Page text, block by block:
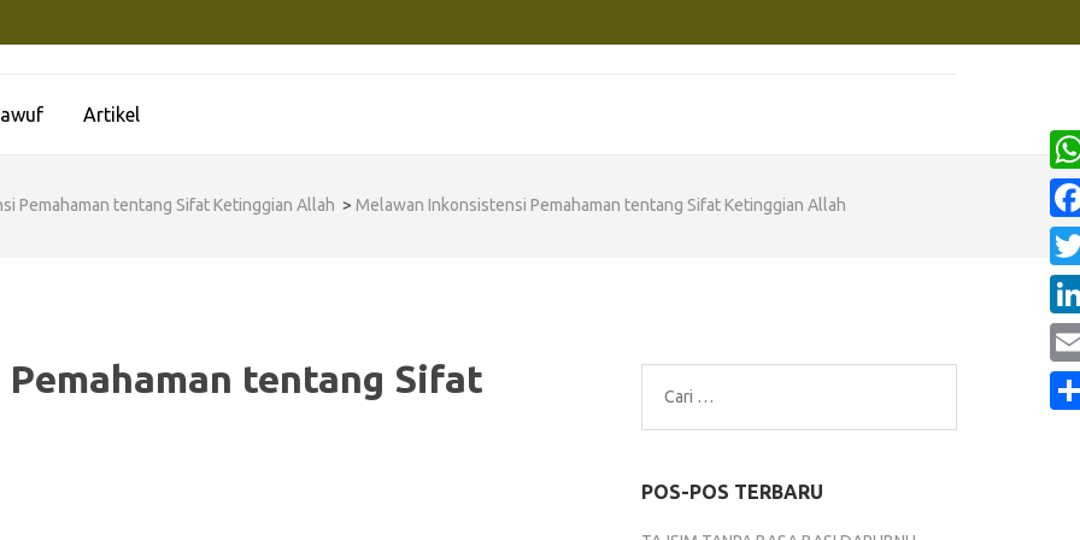
Artikel
Pemahaman tentang Sifat Ketinggian Allah > Melawan Inkonsistensi Pemahaman tentang Sifat Ketinggian Allah
tentang Sifat
Cari
untuk:
POS-POS TERBARU